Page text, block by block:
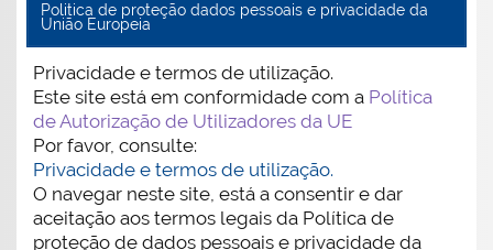
Politica de proteção dados pessoais e privacidade da
União Europeia
Privacidade e termos de utilização.
Este site está em conformidade com a Política
de Autorização de Utilizadores da UE
Por favor, consulte:
Privacidade e termos de utilização.
O navegar neste site, está a consentir e dar
aceitação aos termos legais da Política de
proteção de dados pessoais e privacidade da